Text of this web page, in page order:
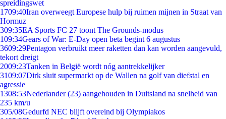
spreidingswet
1709:40Iran overweegt Europese hulp bij ruimen mijnen in Straat van
Hormuz
309:35EA Sports FC 27 toont The Grounds-modus
109:34Gears of War: E-Day open beta begint 6 augustus
3609:29Pentagon verbruikt meer raketten dan kan worden aangevuld,
tekort dreigt
2009:23Tanken in België wordt nóg aantrekkelijker
3109:07Dirk sluit supermarkt op de Wallen na golf van diefstal en
agressie
1308:53Nederlander (23) aangehouden in Duitsland na snelheid van
235 km/u
305/08Gedurfd NEC blijft overeind bij Olympiakos